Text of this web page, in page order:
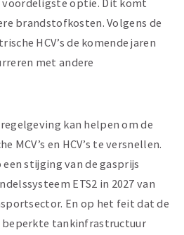
voordeligste optie. Dit komt
brandstofkosten. Volgens de
HCV’s de komende jaren
met andere
kan helpen om de
MCV’s en HCV’s te versnellen.
stijging van de gasprijs
ETS2 in 2027 van
En op het feit dat de
beperkte tankinfrastructuur